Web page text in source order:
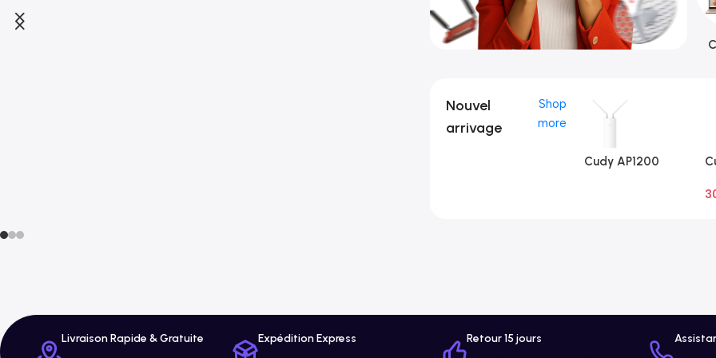
Nouvel
arrivage
Shop
more
Cudy AP1200
Livraison Rapide & Gratuite Expédition Express Retour 15 jours